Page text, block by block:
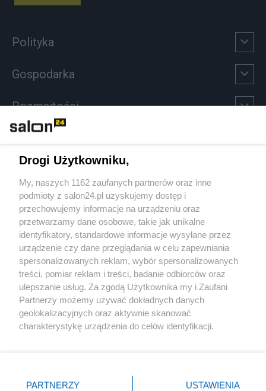
Polityka
Gospodarka
Rozmaitości
Sport
Społeczeństwo
Kultura
X Facebook Instagram Youtube
Drogi Użytkowniku,
My, naszych 1162 zaufanych partnerów oraz inne
podmioty z salon24.pl uzyskujemy dostęp i
przechowujemy informacje na urządzeniu oraz
przetwarzamy dane osobowe, takie jak unikalne
identyfikatory, standardowe informacje wysyłane przez
urządzenie czy dane przeglądania w celu zapewniania
spersonalizowanych reklam, wybór spersonalizowanych
treści, pomiar reklam i treści, badanie odbiorców oraz
ulepszanie usług. Za zgodą Użytkownika my i Zaufani
Partnerzy możemy używać dokładnych danych
geolokalizacyjnych oraz aktywnie skanować
charakterystykę urządzenia do celów identyfikacji.
zmienić/wycofać klikając przycisk ustawień prywatności
PARTNERZY USTAWIENIA